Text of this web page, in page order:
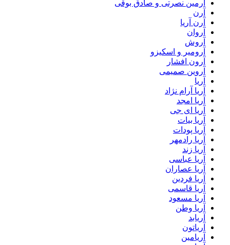
آرمین نصرتی و صادق بوقی
آرن
آرن آریا
آروان
آروش
آرومیر و اسکیزو
آرون افشار
آروین صمیمی
آریا
آریا آرام نژاد
آریا امجد
آریا ای جی
آریا بیات
آریا پودات
آریا رادمهر
آریا زند
آریا عباسی
آریا عصاران
آریا فردین
آریا قاسمی
آریا مسعود
آریا وطن
آریابد
آریاتون
آریامین